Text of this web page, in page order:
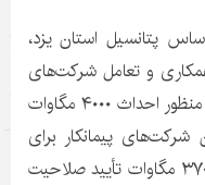
پتانسیل استان یزد،
و تعامل شرکت‌های
برق منطقه‌ای، توزیع و منابع طبیعی به منظور احداث ۴۰۰۰ مگاوات
شرکت‌های پیمانکار برای
به ظرفیت ۳۷۰ مگاوات تأیید صلاحیت